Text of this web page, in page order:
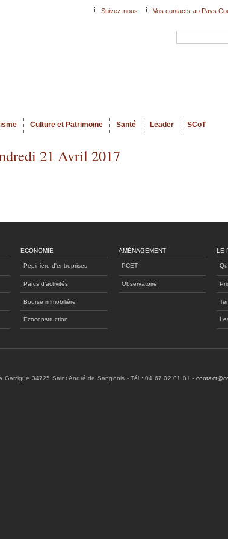
Culture et Patrimoine Santé Leader SCoT
Suivez-nous Vos contacts au Pays
21 Avril 2017
ECONOMIE
Pépinière d'entreprises
Parcs d'activités
Bourse immobilière
Ecoconstruction
AMÉNAGEMENT
PCET
Observatoire
LE
Garrigue 34725 Saint André de Sangonis - Tél : 04 67 02 01 01 -